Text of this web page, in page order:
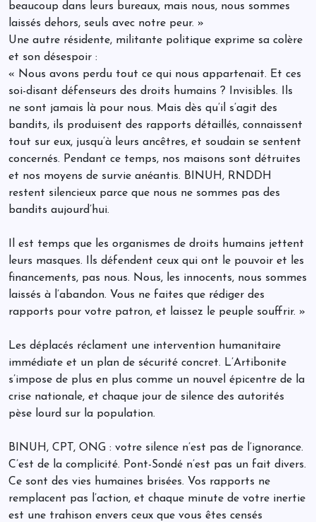
beaucoup dans leurs bureaux, mais nous, nous sommes
laissés dehors, seuls avec notre peur. »
Une autre résidente, militante politique exprime sa colère
et son désespoir :
« Nous avons perdu tout ce qui nous appartenait. Et ces
soi-disant défenseurs des droits humains ? Invisibles. Ils
ne sont jamais là pour nous. Mais dès qu’il s’agit des
bandits, ils produisent des rapports détaillés, connaissent
tout sur eux, jusqu’à leurs ancêtres, et soudain se sentent
concernés. Pendant ce temps, nos maisons sont détruites
et nos moyens de survie anéantis. BINUH, RNDDH
restent silencieux parce que nous ne sommes pas des
bandits aujourd’hui.
Il est temps que les organismes de droits humains jettent
leurs masques. Ils défendent ceux qui ont le pouvoir et les
financements, pas nous. Nous, les innocents, nous sommes
laissés à l’abandon. Vous ne faites que rédiger des
rapports pour votre patron, et laissez le peuple souffrir. »
Les déplacés réclament une intervention humanitaire
immédiate et un plan de sécurité concret. L’Artibonite
s’impose de plus en plus comme un nouvel épicentre de la
crise nationale, et chaque jour de silence des autorités
pèse lourd sur la population.
BINUH, CPT, ONG : votre silence n’est pas de l’ignorance.
C’est de la complicité. Pont-Sondé n’est pas un fait divers.
Ce sont des vies humaines brisées. Vos rapports ne
remplacent pas l’action, et chaque minute de votre inertie
est une trahison envers ceux que vous êtes censés